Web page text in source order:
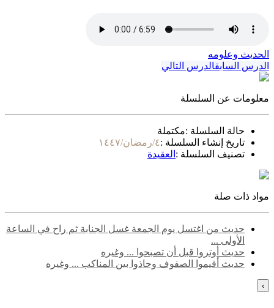
الحديث وعلومه
الدرس السابقالدرس التالي
معلومات عن السلسلة
حالة السلسلة :مكتملة
تاريخ إنشاء السلسلة :٤/رمضان/١٤٤٧
تصنيف السلسلة : العقيدة
مواد ذات صلة
حديث من اغتسل يوم الجمعة غسل الجنابة ثم راح في الساعة
الأولى ...
حديث أوتروا قبل أن تصبحوا ... وغيره
حديث أقيموا الصفوف وحاذوا بين المناكب ... وغيره
›